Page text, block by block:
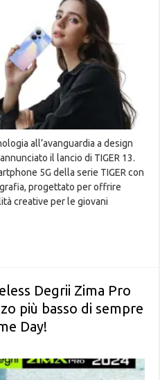
all’avanguardia a design
il lancio di TIGER 13.
5G della serie TIGER con
progettato per offrire
creative per le giovani
Degrii Zima Pro
più basso di sempre
Day!